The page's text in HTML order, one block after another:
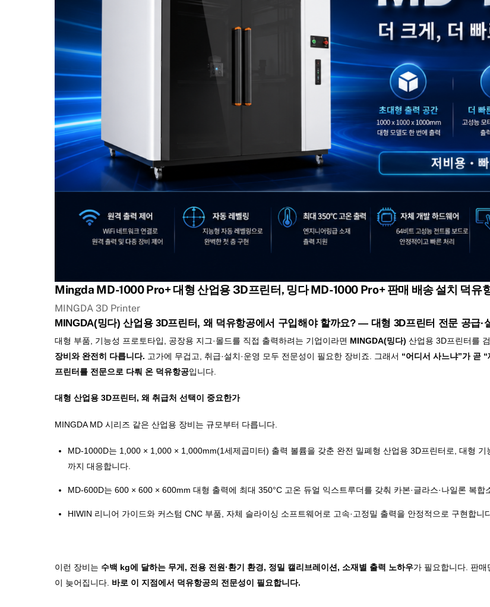
Mingda MD-1000 Pro+ 대형 산업용 3D프린터, 밍다 MD-1000 Pro+ 판매 배송 설치 덕유
MINGDA 3D Printer
MINGDA(밍다) 산업용 3D프린터, 왜 덕유항공에서 구입해야 할까요? — 대형 3D프린터 전문 공급·
대형 부품, 기능성 프로토타입, 공장용 지그·몰드를 직접 출력하려는 기업이라면 MINGDA(밍다) 산업용 3D프린터를
장비와 완전히 다릅니다. 고가에 무겁고, 취급·설치·운영 모두 전문성이 필요한 장비죠. 그래서 “어디서 사느냐”가 곧
프린터를 전문으로 다뤄 온 덕유항공입니다.
대형 산업용 3D프린터, 왜 취급처 선택이 중요한가
MINGDA MD 시리즈 같은 산업용 장비는 규모부터 다릅니다.
MD-1000D는 1,000 × 1,000 × 1,000mm(1세제곱미터) 출력 볼륨을 갖춘 완전 밀폐형 산업용 3D프린터로, 대형 기
까지 대응합니다.
MD-600D는 600 × 600 × 600mm 대형 출력에 최대 350°C 고온 듀얼 익스트루더를 갖춰 카본·글라스·나일론 복합
HIWIN 리니어 가이드와 커스텀 CNC 부품, 자체 슬라이싱 소프트웨어로 고속·고정밀 출력을 안정적으로 구현합니
이런 장비는 수백 kg에 달하는 무게, 전용 전원·환기 환경, 정밀 캘리브레이션, 소재별 출력 노하우가 필요합니다. 판
이 늦어집니다. 바로 이 지점에서 덕유항공의 전문성이 필요합니다.